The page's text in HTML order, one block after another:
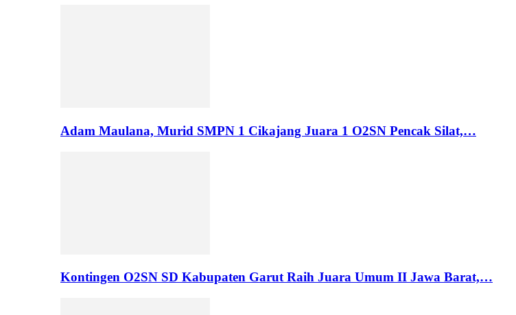
Adam Maulana, Murid SMPN 1 Cikajang Juara 1 O2SN Pencak Silat,…
Kontingen O2SN SD Kabupaten Garut Raih Juara Umum II Jawa Barat,…